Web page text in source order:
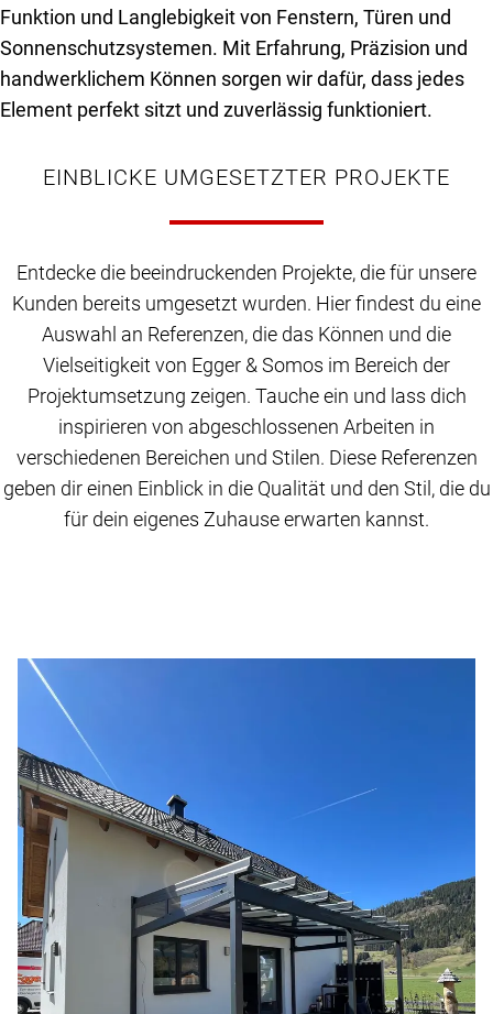
Funktion und Langlebigkeit von Fenstern, Türen und
Sonnenschutzsystemen. Mit Erfahrung, Präzision und
handwerklichem Können sorgen wir dafür, dass jedes
Element perfekt sitzt und zuverlässig funktioniert.
EINBLICKE UMGESETZTER PROJEKTE
Entdecke die beeindruckenden Projekte, die für unsere
Kunden bereits umgesetzt wurden. Hier findest du eine
Auswahl an Referenzen, die das Können und die
Vielseitigkeit von Egger & Somos im Bereich der
Projektumsetzung zeigen. Tauche ein und lass dich
inspirieren von abgeschlossenen Arbeiten in
verschiedenen Bereichen und Stilen. Diese Referenzen
geben dir einen Einblick in die Qualität und den Stil, die du
für dein eigenes Zuhause erwarten kannst.